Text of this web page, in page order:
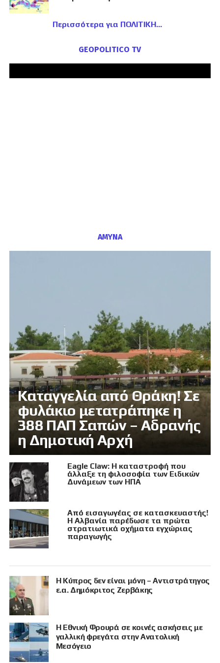
Περισσότερα για ΠΟΛΙΤΙΚΗ
GEOPOLITICO TV
ΑΜΥΝΑ
Καταγγελία από Θράκη! Σε
φυλάκιο μετατράπηκε η
388 ΠΑΠ Σαπών – Αδρανής
η Δημοτική Αρχή
Eagle Claw: Η καταστροφή που
άλλαξε τη φιλοσοφία των Ειδικών
Δυνάμεων των ΗΠΑ
Από εισαγωγέας σε κατασκευαστής!
Η Αλβανία παρέδωσε τα πρώτα
στρατιωτικά οχήματα εγχώριας
παραγωγής
Η Κύπρος δεν είναι μόνη – Αντιστράτηγος
ε.α. Δημόκριτος Ζερβάκης
Η Εθνική Φρουρά σε κοινές ασκήσεις με
γαλλική φρεγάτα στην Ανατολική
Μεσόγειο